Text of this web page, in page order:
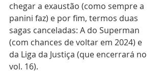
chegar a exaustão (como sempre a
panini faz) e por fim, termos duas
sagas canceladas: A do Superman
(com chances de voltar em 2024) e
da Liga da Justiça (que encerrará no
vol. 16).